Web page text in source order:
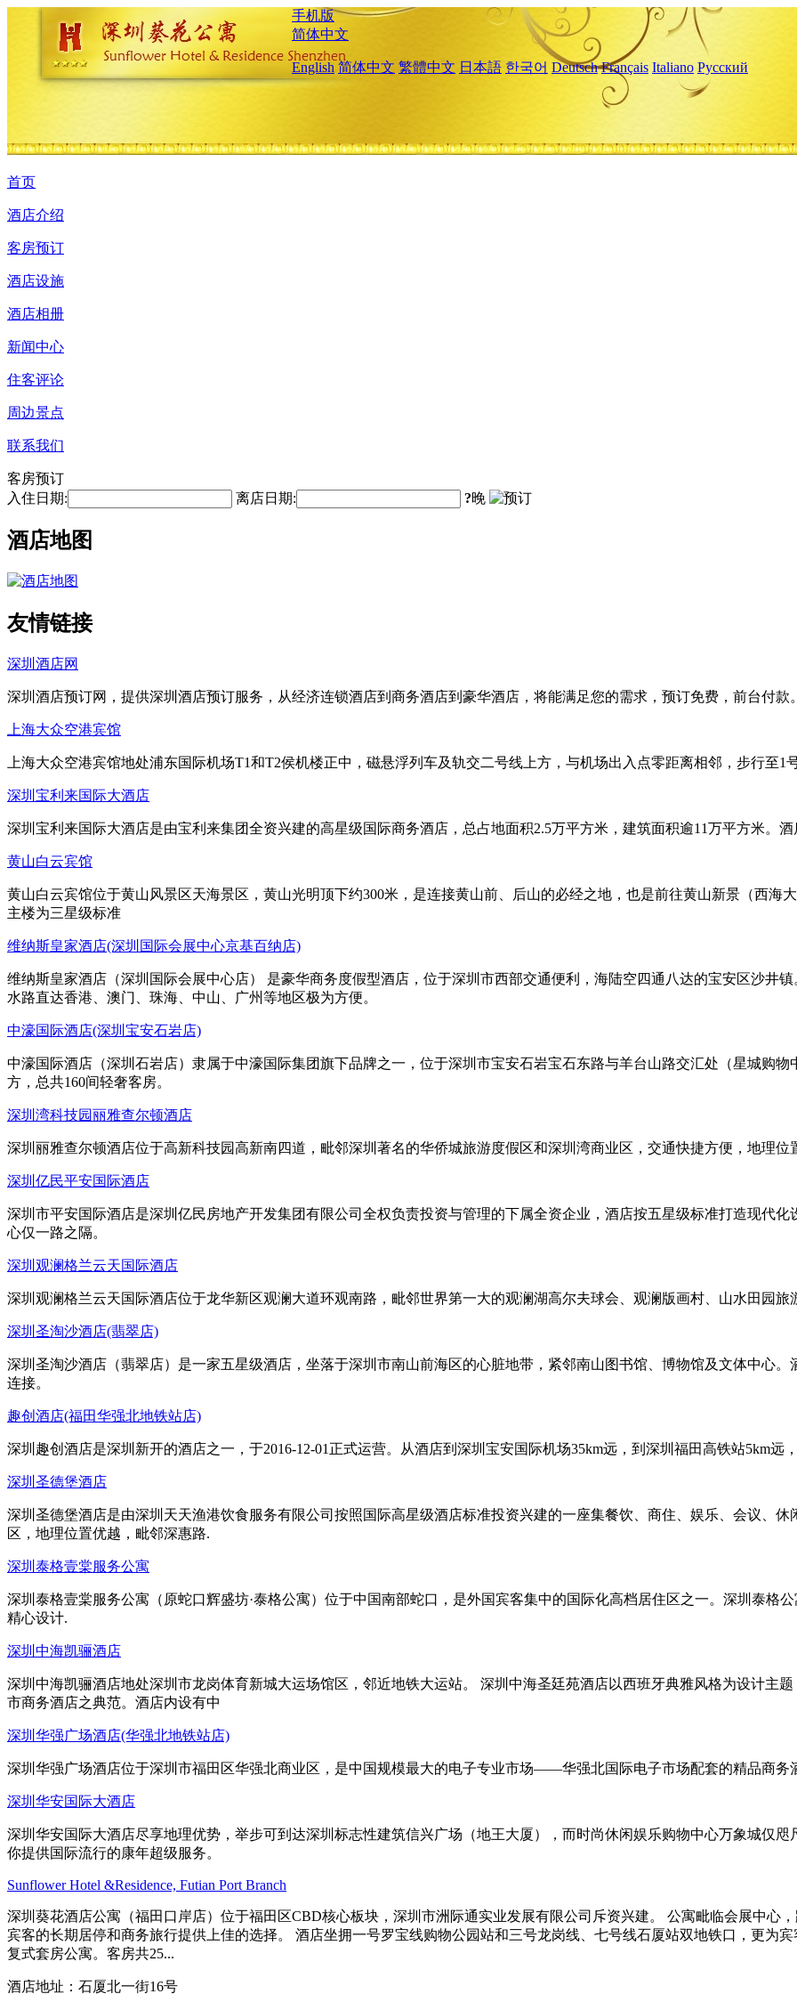
手机版
简体中文
English 简体中文 繁體中文 日本語 한국어 Deutsch Français Italiano Русский
首页
酒店介绍
客房预订
酒店设施
酒店相册
新闻中心
住客评论
周边景点
联系我们
客房预订
入住日期:
离店日期: ?晚
酒店地图
友情链接
深圳酒店网
深圳酒店预订网，提供深圳酒店预订服务，从经济连锁酒店到商务酒店到豪华酒店，将能满足您的需求，预订免费，前台付款。
上海大众空港宾馆
上海大众空港宾馆地处浦东国际机场T1和T2侯机楼正中，磁悬浮列车及轨交二号线上方，与机场出入点零距离相邻，步行至1
深圳宝利来国际大酒店
深圳宝利来国际大酒店是由宝利来集团全资兴建的高星级国际商务酒店，总占地面积2.5万平方米，建筑面积逾11万平方米。
黄山白云宾馆
黄山白云宾馆位于黄山风景区天海景区，黄山光明顶下约300米，是连接黄山前、后山的必经之地，也是前往黄山新景（西海
主楼为三星级标准
维纳斯皇家酒店(深圳国际会展中心京基百纳店)
维纳斯皇家酒店（深圳国际会展中心店） 是豪华商务度假型酒店，位于深圳市西部交通便利，海陆空四通八达的宝安区沙井
水路直达香港、澳门、珠海、中山、广州等地区极为方便。
中濠国际酒店(深圳宝安石岩店)
中濠国际酒店（深圳石岩店）隶属于中濠国际集团旗下品牌之一，位于深圳市宝安石岩宝石东路与羊台山路交汇处（星城购
方，总共160间轻奢客房。
深圳湾科技园丽雅查尔顿酒店
深圳丽雅查尔顿酒店位于高新科技园高新南四道，毗邻深圳著名的华侨城旅游度假区和深圳湾商业区，交通快捷方便，地理位
深圳亿民平安国际酒店
深圳市平安国际酒店是深圳亿民房地产开发集团有限公司全权负责投资与管理的下属全资企业，酒店按五星级标准打造现代
心仅一路之隔。
深圳观澜格兰云天国际酒店
深圳观澜格兰云天国际酒店位于龙华新区观澜大道环观南路，毗邻世界第一大的观澜湖高尔夫球会、观澜版画村、山水田园旅
深圳圣淘沙酒店(翡翠店)
深圳圣淘沙酒店（翡翠店）是一家五星级酒店，坐落于深圳市南山前海区的心脏地带，紧邻南山图书馆、博物馆及文体中心
连接。
趣创酒店(福田华强北地铁站店)
深圳趣创酒店是深圳新开的酒店之一，于2016-12-01正式运营。从酒店到深圳宝安国际机场35km远，到深圳福田高铁站5km远
深圳圣德堡酒店
深圳圣德堡酒店是由深圳天天渔港饮食服务有限公司按照国际高星级酒店标准投资兴建的一座集餐饮、商住、娱乐、会议、
区，地理位置优越，毗邻深惠路.
深圳泰格壹棠服务公寓
深圳泰格壹棠服务公寓（原蛇口辉盛坊·泰格公寓）位于中国南部蛇口，是外国宾客集中的国际化高档居住区之一。深圳泰格
精心设计.
深圳中海凯骊酒店
深圳中海凯骊酒店地处深圳市龙岗体育新城大运场馆区，邻近地铁大运站。 深圳中海圣廷苑酒店以西班牙典雅风格为设计主
市商务酒店之典范。酒店内设有中
深圳华强广场酒店(华强北地铁站店)
深圳华强广场酒店位于深圳市福田区华强北商业区，是中国规模最大的电子专业市场——华强北国际电子市场配套的精品商务
深圳华安国际大酒店
深圳华安国际大酒店尽享地理优势，举步可到达深圳标志性建筑信兴广场（地王大厦），而时尚休闲娱乐购物中心万象城仅
你提供国际流行的康年超级服务。
Sunflower Hotel &Residence, Futian Port Branch
深圳葵花酒店公寓（福田口岸店）位于福田区CBD核心板块，深圳市洲际通实业发展有限公司斥资兴建。 公寓毗临会展中心
宾客的长期居停和商务旅行提供上佳的选择。 酒店坐拥一号罗宝线购物公园站和三号龙岗线、七号线石厦站双地铁口，更为
复式套房公寓。客房共25...
酒店地址：石厦北一街16号